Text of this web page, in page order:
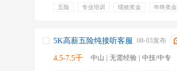
五险 专业培训 绩效奖金 年终奖金
5K高薪五险纯接听客服 08-03发布
4.5-7.5千 中山 | 无需经验 | 中技/中专